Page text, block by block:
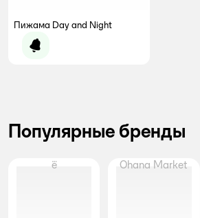
Пижама Day and Night
Уведомить о появлении
Популярные бренды
ё Ohana Market